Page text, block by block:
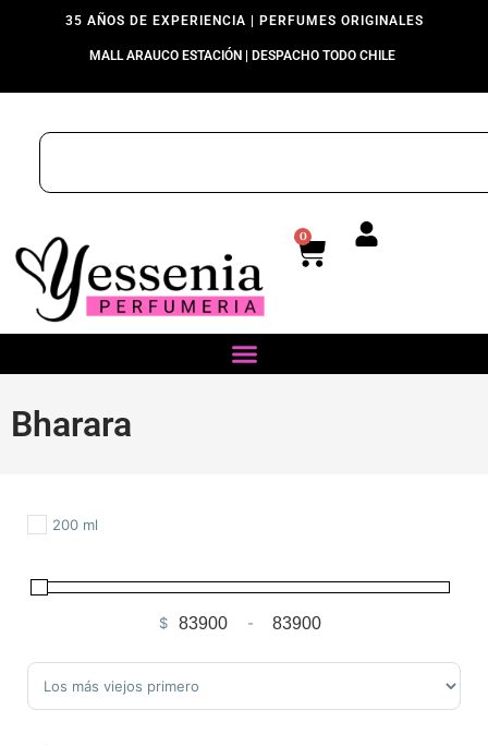
35 AÑOS DE EXPERIENCIA | PERFUMES ORIGINALES
MALL ARAUCO ESTACIÓN | DESPACHO TODO CHILE
0
Bharara
200 ml
$ Minimum Price
-Maximum Price
Sort Products